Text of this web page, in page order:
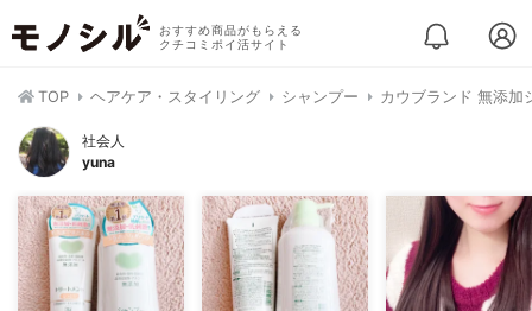
おすすめ商品がもらえる
クチコミポイ活サイト
TOP ヘアケア・スタイリング シャンプー カウブランド 無添加
社会人
yuna